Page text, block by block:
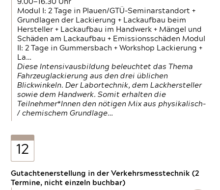
9.00—16.30 Uhr
Modul I: 2 Tage in Plauen/GTÜ-Seminarstandort +
Grundlagen der Lackierung + Lackaufbau beim
Hersteller + Lackaufbau im Handwerk + Mängel und
Schäden am Lackaufbau + Emissionsschäden Modul
II: 2 Tage in Gummersbach + Workshop Lackierung +
La…
Diese Intensivausbildung beleuchtet das Thema
Fahrzeuglackierung aus den drei üblichen
Blickwinkeln. Der Labortechnik, dem Lackhersteller
sowie dem Handwerk. Somit erhalten die
Teilnehmer*Innen den nötigen Mix aus physikalisch-
/ chemischem Grundlage…
12
Gutachtenerstellung in der Verkehrsmesstechnik (2
Termine, nicht einzeln buchbar)